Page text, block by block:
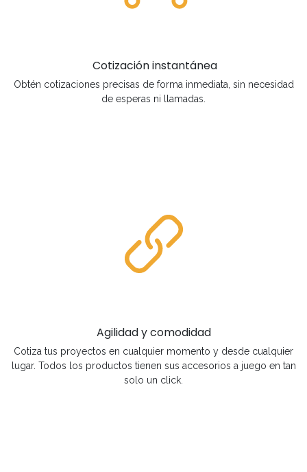
Cotización instantánea
Obtén cotizaciones precisas de forma inmediata, sin necesidad
de esperas ni llamadas.
Agilidad y comodidad
Cotiza tus proyectos en cualquier momento y desde cualquier
lugar. Todos los productos tienen sus accesorios a juego en tan
solo un click.